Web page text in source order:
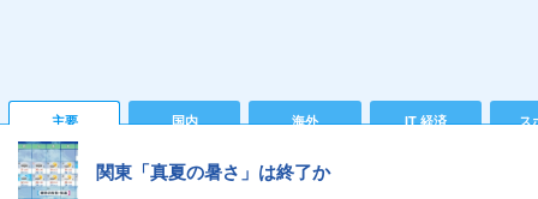
主要 国内 海外 IT 経済 ス
関東「真夏の暑さ」は終了か